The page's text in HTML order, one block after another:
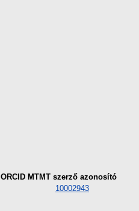
ORCID MTMT szerző azonosító
10002943